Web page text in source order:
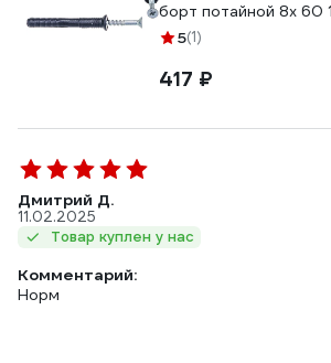
борт потайной 8х 60
5(1)
417 ₽
Дмитрий Д.
11.02.2025
Товар куплен у нас
Комментарий:
Норм